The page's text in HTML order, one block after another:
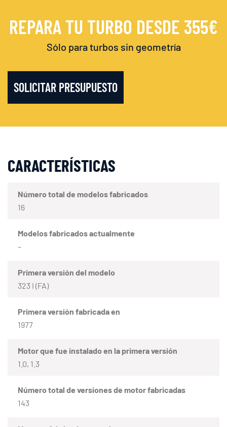
REPARA TU TURBO DESDE 355€
Sólo para turbos sin geometría
SOLICITAR PRESUPUESTO
CARACTERÍSTICAS
Número total de modelos fabricados
16
Modelos fabricados actualmente
–
Primera versión del modelo
323 I (FA)
Primera versión fabricada en
1977
Motor que fue instalado en la primera versión
1.0, 1.3
Número total de versiones de motor fabricadas
143